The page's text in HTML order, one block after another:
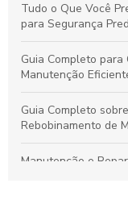
Tudo o Que Você
para Segurança
Guia Completo
Manutenção
Guia Completo
Rebobinamento de
Manutenção e